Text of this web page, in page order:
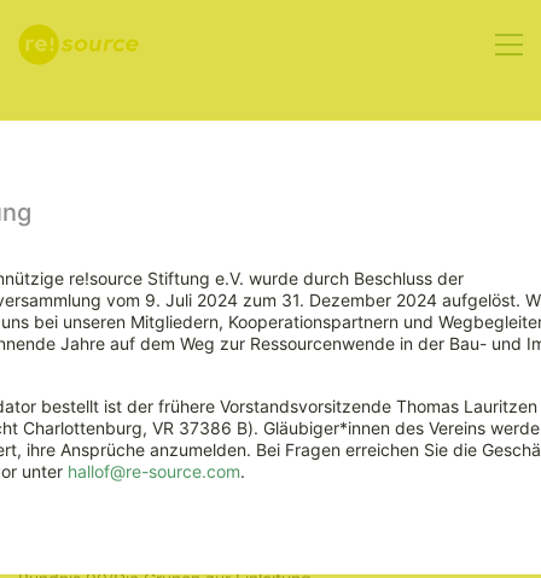
Position der
Bauwende
re!source Stiftung e.V. wurde durch Beschluss der
vom 9. Juli 2024 zum 31. Dezember 2024 aufgelöst.
bei unseren Mitgliedern, Kooperationspartnern und
Jahre auf dem Weg zur Ressourcenwende in der Bau- und
bestellt ist der frühere Vorstandsvorsitzende Thomas Lauritzen
Charlottenburg, VR 37386 B). Gläubiger*innen des Vereins
ihre Ansprüche anzumelden. Bei Fragen erreichen Sie die
unter hallof@re-source.com.